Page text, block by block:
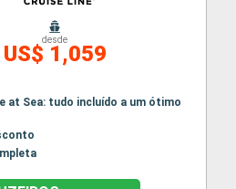
desde
US$ 1,059
at Sea: tudo incluído a um ótimo